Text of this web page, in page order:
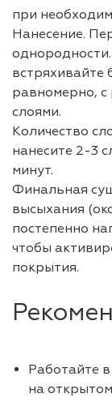
при
Нанесение.
встряхивайте
равномерно, с
слоями.
Количество
нанесите 2-3
минут.
Финальная
высыхания
постепенно
чтобы
покрытия.
Работайте
на